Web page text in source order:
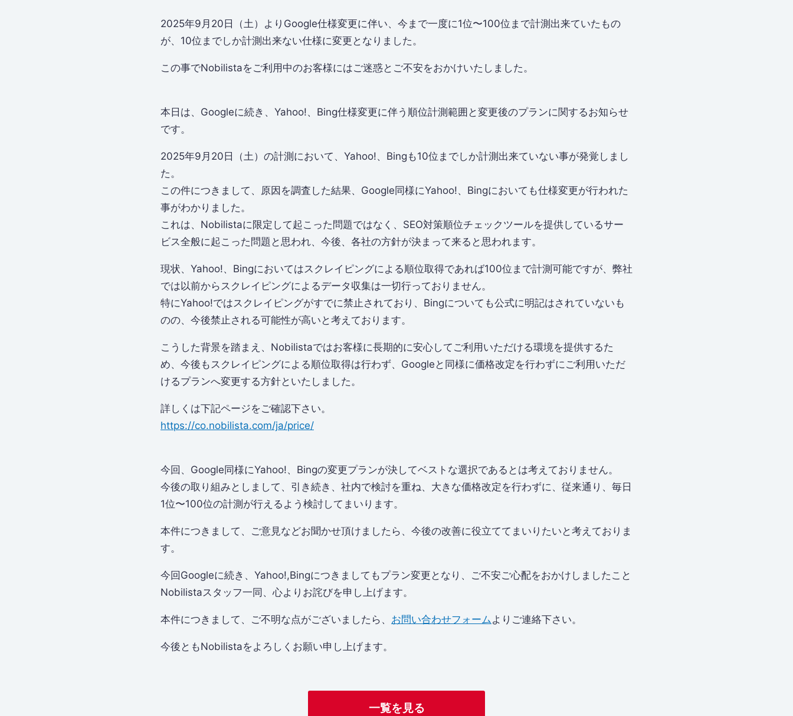
2025年9月20日（土）よりGoogle仕様変更に伴い、今まで一度に1位〜100位まで計測出来ていたもの
が、10位までしか計測出来ない仕様に変更となりました。
この事でNobilistaをご利用中のお客様にはご迷惑とご不安をおかけいたしました。
本日は、Googleに続き、Yahoo!、Bing仕様変更に伴う順位計測範囲と変更後のプランに関するお知らせ
です。
2025年9月20日（土）の計測において、Yahoo!、Bingも10位までしか計測出来ていない事が発覚しまし
た。
この件につきまして、原因を調査した結果、Google同様にYahoo!、Bingにおいても仕様変更が行われた
事がわかりました。
これは、Nobilistaに限定して起こった問題ではなく、SEO対策順位チェックツールを提供しているサー
ビス全般に起こった問題と思われ、今後、各社の方針が決まって来ると思われます。
現状、Yahoo!、Bingにおいてはスクレイピングによる順位取得であれば100位まで計測可能ですが、弊社
では以前からスクレイピングによるデータ収集は一切行っておりません。
特にYahoo!ではスクレイピングがすでに禁止されており、Bingについても公式に明記はされていないも
のの、今後禁止される可能性が高いと考えております。
こうした背景を踏まえ、Nobilistaではお客様に長期的に安心してご利用いただける環境を提供するた
め、今後もスクレイピングによる順位取得は行わず、Googleと同様に価格改定を行わずにご利用いただ
けるプランへ変更する方針といたしました。
詳しくは下記ページをご確認下さい。
https://co.nobilista.com/ja/price/
今回、Google同様にYahoo!、Bingの変更プランが決してベストな選択であるとは考えておりません。
今後の取り組みとしまして、引き続き、社内で検討を重ね、大きな価格改定を行わずに、従来通り、毎日
1位〜100位の計測が行えるよう検討してまいります。
本件につきまして、ご意見などお聞かせ頂けましたら、今後の改善に役立ててまいりたいと考えておりま
す。
今回Googleに続き、Yahoo!,Bingにつきましてもプラン変更となり、ご不安ご心配をおかけしましたこと
Nobilistaスタッフ一同、心よりお詫びを申し上げます。
本件につきまして、ご不明な点がございましたら、 お問い合わせフォームよりご連絡下さい。
今後ともNobilistaをよろしくお願い申し上げます。
一覧を見る